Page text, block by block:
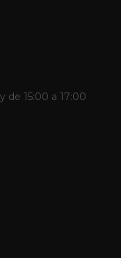
de 15:00 a 17:00